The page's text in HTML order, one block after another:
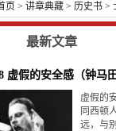
页 > 讲章典藏 > 历史书 >
最新文章
虚假的安全感（钟马田
虚假的
同西顿
远，与